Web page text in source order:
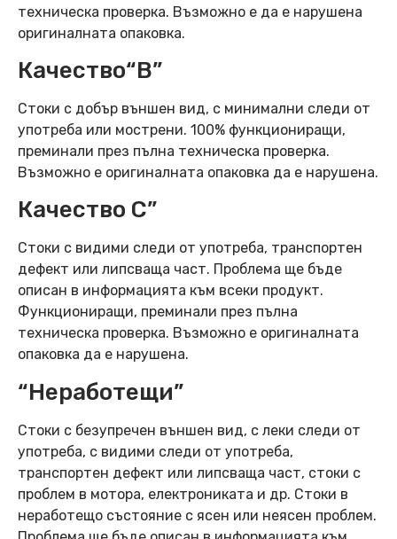
техническа проверка. Възможно е да е нарушена
оригиналната опаковка.
Качество“B”
Стоки с добър външен вид, с минимални следи от
употреба или мострени. 100% функциониращи,
преминали през пълна техническа проверка.
Възможно е оригиналната опаковка да е нарушена.
Качество C”
Стоки с видими следи от употреба, транспортен
дефект или липсваща част. Проблема ще бъде
описан в информацията към всеки продукт.
Функциониращи, преминали през пълна
техническа проверка. Възможно е оригиналната
опаковка да е нарушена.
“Неработещи”
Стоки с безупречен външен вид, с леки следи от
употреба, с видими следи от употреба,
транспортен дефект или липсваща част, стоки с
проблем в мотора, електрониката и др. Стоки в
неработещо състояние с ясен или неясен проблем.